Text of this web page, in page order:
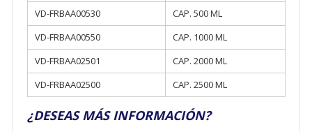
VD-FRBAA00530
CAP. 500 ML
VD-FRBAA00550
CAP. 1000 ML
VD-FRBAA02501
CAP. 2000 ML
VD-FRBAA02500
CAP. 2500 ML
¿DESEAS MÁS INFORMACIÓN?